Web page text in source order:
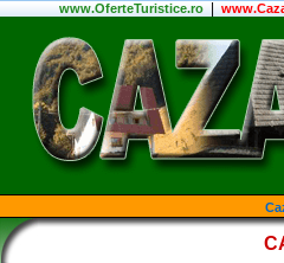
www.OferteTuristice.ro|